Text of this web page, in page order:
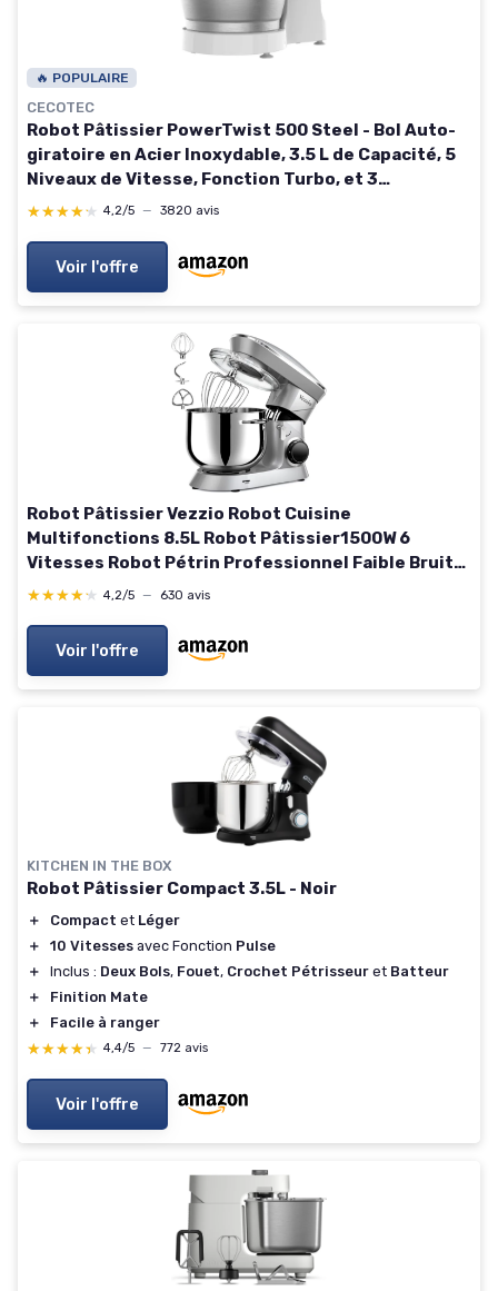
🔥 POPULAIRE
CECOTEC
Robot Pâtissier PowerTwist 500 Steel - Bol Auto-
giratoire en Acier Inoxydable, 3.5 L de Capacité, 5
Niveaux de Vitesse, Fonction Turbo, et 3
Accessoires, Moteur de 500 W - Acier / Bowl 3,5l
★★★★★
★★★★★ 4,2/5 — 3820 avis
Voir l'offre
Robot Pâtissier Vezzio Robot Cuisine
Multifonctions 8.5L Robot Pâtissier1500W 6
Vitesses Robot Pétrin Professionnel Faible Bruit
vec Crochet Pétrin,Batteur plat,Fouet à Fils
★★★★★
★★★★★ 4,2/5 — 630 avis
Voir l'offre
KITCHEN IN THE BOX
Robot Pâtissier Compact 3.5L - Noir
＋ Compact et Léger
＋
10 Vitesses avec Fonction Pulse
＋
Inclus : Deux Bols, Fouet, Crochet Pétrisseur et Batteur
＋
Finition Mate
＋
Facile à ranger
★★★★★
★★★★★ 4,4/5 — 772 avis
Voir l'offre